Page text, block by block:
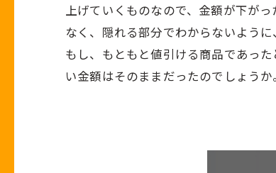
上げていくものなので、金額が下が
なく、隠れる部分でわからないよう
もし、もともと値引ける商品であっ
い金額はそのままだったのでしょう